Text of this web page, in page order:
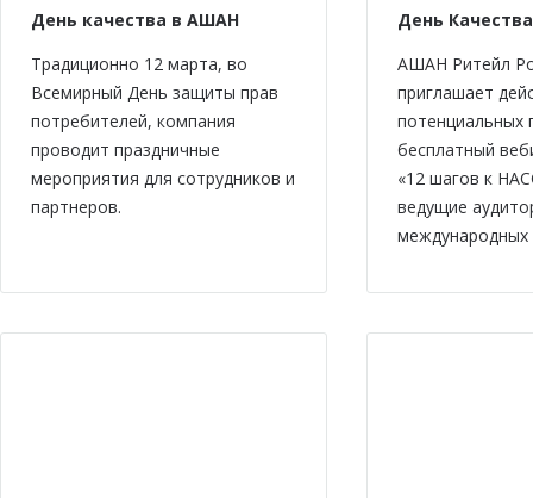
День качества в АШАН
Традиционно 12 марта, во
Всемирный День защиты прав
потребителей, компания
проводит праздничные
мероприятия для сотрудников и
партнеров.
День
АШАН Ритейл
приглашает
потенциальных
бесплатный
«12 шагов к
ведущие
международных